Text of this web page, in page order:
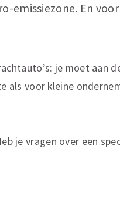
emissiezone. En
je moet aan
als voor kleine
je vragen over een